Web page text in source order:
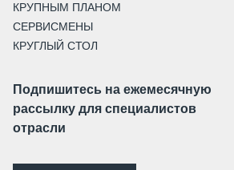
КРУПНЫМ ПЛАНОМ
СЕРВИСМЕНЫ
КРУГЛЫЙ СТОЛ
Подпишитесь на ежемесячную
рассылку для специалистов
отрасли